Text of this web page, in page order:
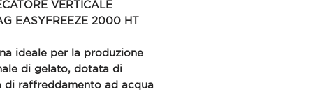
VERTICALE
EASYFREEZE 2000 HT
ideale per la produzione
di gelato, dotata di
di raffreddamento ad acqua